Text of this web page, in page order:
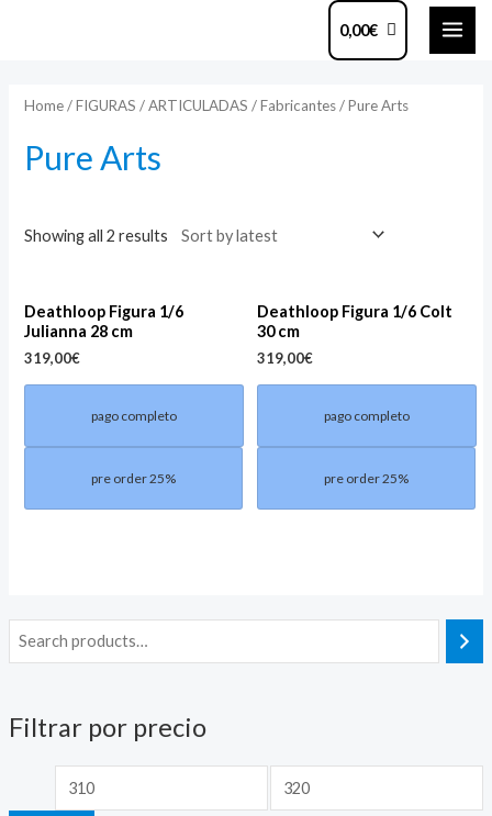
0,00€
Filtrar por precio
M
i
p
r
a
r
Home/FIGURAS /ARTICULADAS /Fabricantes/ Pure Arts
Pure Arts
Showing all 2 results
Deathloop Figura 1/6
Julianna 28 cm
319,00€
pago completo
pre order 25%
Deathloop Figura 1/6 Colt
30 cm
319,00€
pago completo
pre order 25%